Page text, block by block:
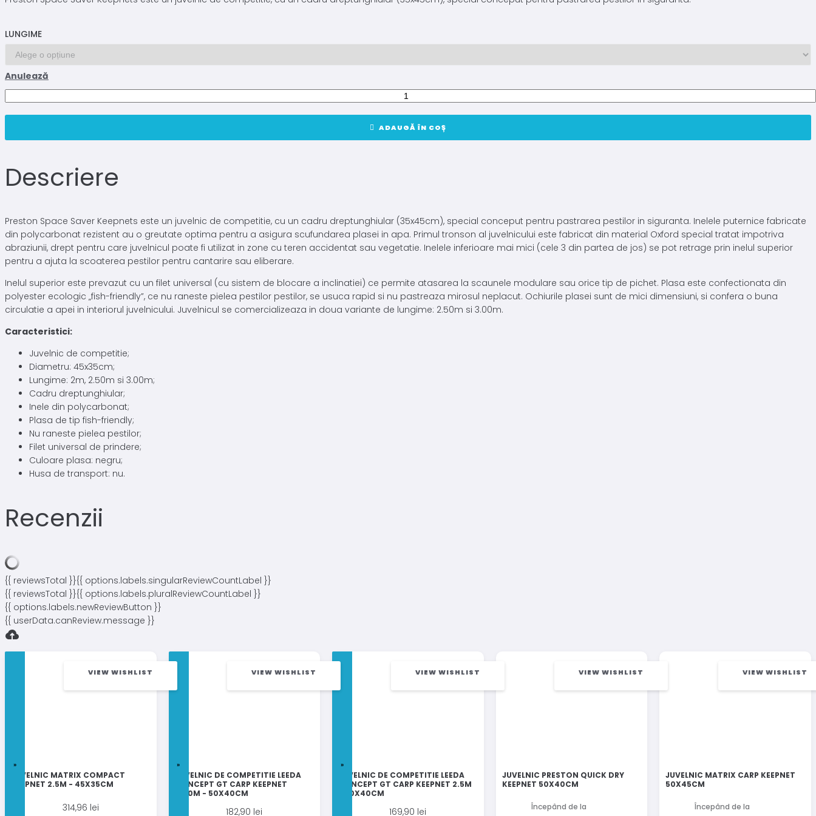
LUNGIME
Anulează
45X35CM
ADAUGĂ ÎN COȘ
Descriere
Preston Space Saver Keepnets este un juvelnic de competitie, cu un cadru dreptunghiular (35x45cm), special conceput pentru pastrarea pestilor in siguranta. Inelele puternice fabricate
din polycarbonat rezistent au o greutate optima pentru a asigura scufundarea plasei in apa. Primul tronson al juvelnicului este fabricat din material Oxford special tratat impotriva
abraziunii, drept pentru care juvelnicul poate fi utilizat in zone cu teren accidentat sau vegetatie. Inelele inferioare mai mici (cele 3 din partea de jos) se pot retrage prin inelul superior
pentru a ajuta la scoaterea pestilor pentru cantarire sau eliberare.
Inelul superior este prevazut cu un filet universal (cu sistem de blocare a inclinatiei) ce permite atasarea la scaunele modulare sau orice tip de pichet. Plasa este confectionata din
polyester ecologic „fish-friendly”, ce nu raneste pielea pestilor pestilor, se usuca rapid si nu pastreaza mirosul neplacut. Ochiurile plasei sunt de mici dimensiuni, si confera o buna
circulatie a apei in interiorul juvelnicului. Juvelnicul se comercializeaza in doua variante de lungime: 2.50m si 3.00m.
Caracteristici:
Juvelnic de competitie;
Diametru: 45x35cm;
Lungime: 2m, 2.50m si 3.00m;
Cadru dreptunghiular;
Inele din polycarbonat;
Plasa de tip fish-friendly;
Nu raneste pielea pestilor;
Filet universal de prindere;
Culoare plasa: negru;
Husa de transport: nu.
Recenzii
{{ reviewsTotal }}{{ options.labels.singularReviewCountLabel }}
{{ reviewsTotal }}{{ options.labels.pluralReviewCountLabel }}
{{ options.labels.newReviewButton }}
{{ userData.canReview.message }}
VIEW WISHLIST
JUVELNIC MATRIX COMPACT
KEEPNET 2.5M - 45X35CM
314,96 lei
VIEW WISHLIST
JUVELNIC DE COMPETITIE LEEDA
CONCEPT GT CARP KEEPNET
3.00M - 50X40CM
182,90 lei
VIEW WISHLIST
JUVELNIC DE COMPETITIE LEEDA
CONCEPT GT CARP KEEPNET 2.5M
- 50X40CM
169,90 lei
VIEW WISHLIST
JUVELNIC PRESTON QUICK DRY
KEEPNET 50X40CM
Începând de la
VIEW WISHLIST
JUVELNIC MATRIX CARP KEEPNET
50X45CM
Începând de la